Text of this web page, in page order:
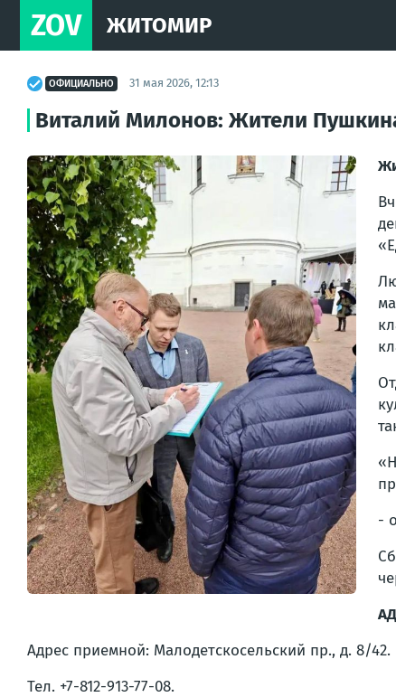
ZOV ЖИТОМИР
ОФИЦИАЛЬНО 31 мая 2026, 12:13
Виталий Милонов: Жители
-
Адрес приемной: Малодетскосельский пр., д. 8/42.
Тел. +7-812-913-77-08.